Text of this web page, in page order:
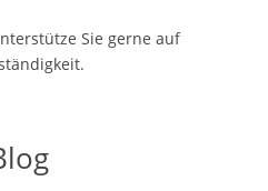
Sie gerne auf